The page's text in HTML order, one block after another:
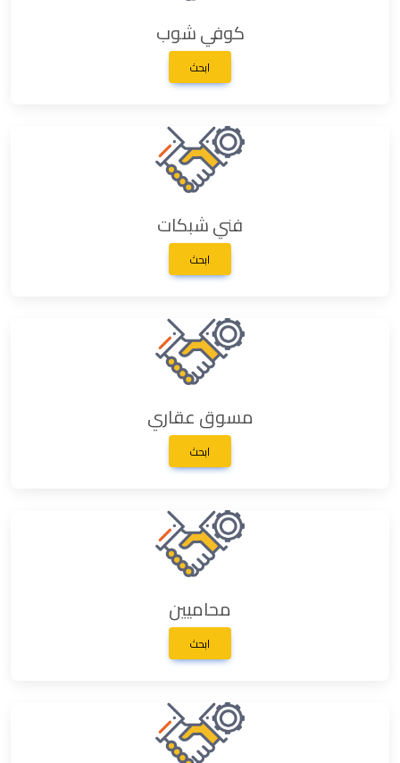
كوفي شوب
ابحث
فني شبكات
ابحث
مسوق عقاري
ابحث
محاميين
ابحث